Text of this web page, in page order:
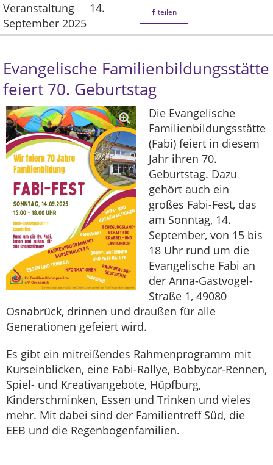
Veranstaltung
14.
September 2025
teilen
Evangelische Familienbildungsstätte
feiert 70. Geburtstag
Die Evangelische
Familienbildungsstätte
(Fabi) feiert in diesem
Jahr ihren 70.
Geburtstag. Dazu
gehört auch ein
großes Fabi-Fest, das
am Sonntag, 14.
September, von 15 bis
18 Uhr rund um die
Evangelische Fabi an
der Anna-Gastvogel-
Straße 1, 49080
Osnabrück, drinnen und draußen für alle
Generationen gefeiert wird.
Es gibt ein mitreißendes Rahmenprogramm mit
Kurseinblicken, eine Fabi-Rallye, Bobbycar-Rennen,
Spiel- und Kreativangebote, Hüpfburg,
Kinderschminken, Essen und Trinken und vieles
mehr. Mit dabei sind der Familientreff Süd, die
EEB und die Regenbogenfamilien.